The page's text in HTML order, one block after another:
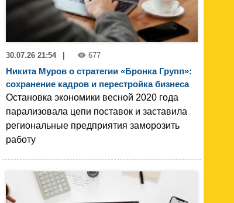
30.07.26 21:54 | 677
Никита Муров о стратегии «Бронка Групп»:
сохранение кадров и перестройка бизнеса
Остановка экономики весной 2020 года
парализовала цепи поставок и заставила
региональные предприятия заморозить
работу